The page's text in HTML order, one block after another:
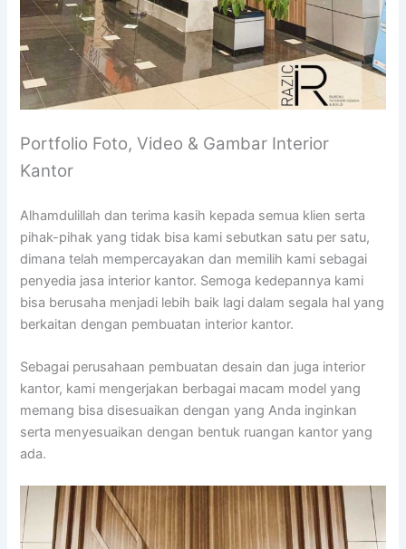
Portfolio Foto, Video & Gambar Interior
Kantor
Alhamdulillah dan terima kasih kepada semua klien serta
pihak-pihak yang tidak bisa kami sebutkan satu per satu,
dimana telah mempercayakan dan memilih kami sebagai
penyedia jasa interior kantor. Semoga kedepannya kami
bisa berusaha menjadi lebih baik lagi dalam segala hal yang
berkaitan dengan pembuatan interior kantor.
Sebagai perusahaan pembuatan desain dan juga interior
kantor, kami mengerjakan berbagai macam model yang
memang bisa disesuaikan dengan yang Anda inginkan
serta menyesuaikan dengan bentuk ruangan kantor yang
ada.